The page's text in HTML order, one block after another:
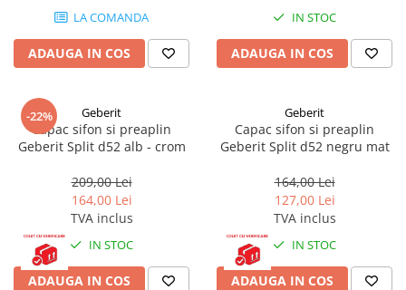
LA COMANDA
ADAUGA IN COS
IN STOC
ADAUGA IN COS
-22% Geberit
Capac sifon si preaplin
Geberit Split d52 alb - crom
209,00 Lei
164,00 Lei
TVA inclus
IN STOC
ADAUGA IN COS
Geberit
Capac sifon si preaplin
Geberit Split d52 negru mat
164,00 Lei
127,00 Lei
TVA inclus
IN STOC
ADAUGA IN COS